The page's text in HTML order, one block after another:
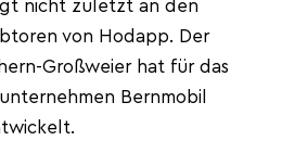
nicht zuletzt an den
von Hodapp. Der
Großweier hat für das
Bernmobil